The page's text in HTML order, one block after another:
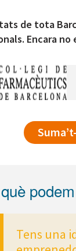
de tota
Encara
Tens una